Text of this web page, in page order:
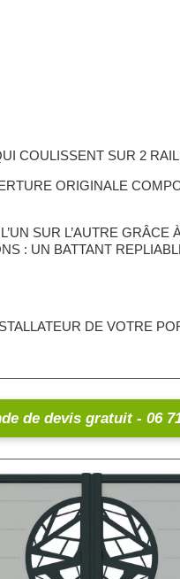
COULISSENT SUR 2
ORIGINALE
SUR L’AUTRE
: UN BATTANT
DE VOTRE
de devis gratuit - 06